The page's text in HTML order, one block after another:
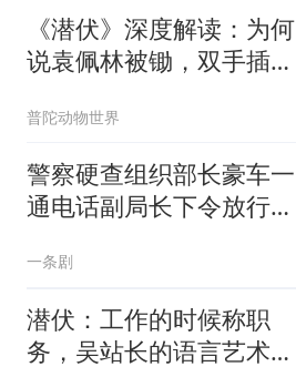
《潜伏》深度解读：为何
说袁佩林被锄，双手插兜
普陀动物世界
警察硬查组织部长豪车一
通电话副局长下令放行，
一条剧
潜伏：工作的时候称职
务，吴站长的语言艺术确